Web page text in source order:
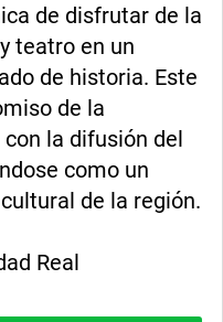
de disfrutar de la
teatro en un
de historia. Este
de la
la difusión del
como un
de la región.
Real